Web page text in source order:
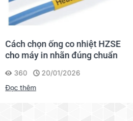
Cách chọn ống co nhiệt HZSE
cho máy in nhãn đúng chuẩn
360
20/01/2026
Đọc thêm